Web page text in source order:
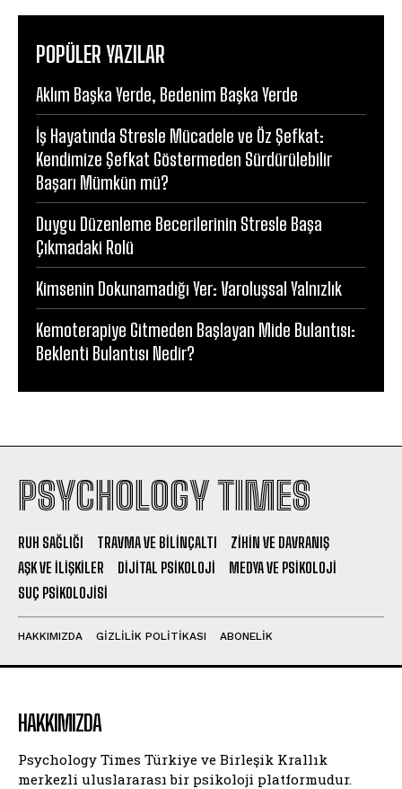
POPÜLER YAZILAR
Aklım Başka Yerde, Bedenim Başka Yerde
İş Hayatında Stresle Mücadele ve Öz Şefkat:
Kendimize Şefkat Göstermeden Sürdürülebilir
Başarı Mümkün mü?
Duygu Düzenleme Becerilerinin Stresle Başa
Çıkmadaki Rolü
Kimsenin Dokunamadığı Yer: Varoluşsal Yalnızlık
Kemoterapiye Gitmeden Başlayan Mide Bulantısı:
Beklenti Bulantısı Nedir?
PSYCHOLOGY TIMES
RUH SAĞLIĞI TRAVMA VE BILINÇALTI
ZIHIN VE DAVRANIŞ
AŞK VE İLIŞKILER
DIJITAL PSIKOLOJI
MEDYA VE PSIKOLOJI
SUÇ PSIKOLOJISI
HAKKIMIZDA GIZLILIK POLITIKASI ABONELIK
HAKKIMIZDA
Psychology Times Türkiye ve Birleşik Krallık
merkezli uluslararası bir psikoloji platformudur.